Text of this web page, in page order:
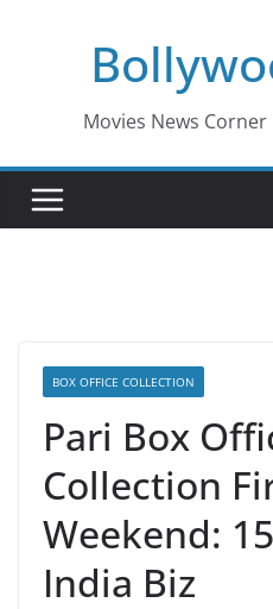
Movies News
BOX OFFICE COLLECTION
Pari Box
Collection
Weekend:
India Biz